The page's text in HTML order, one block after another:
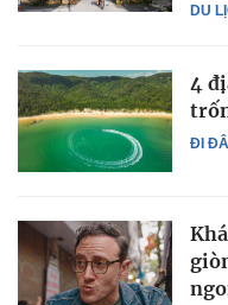
DU
ĐI
4